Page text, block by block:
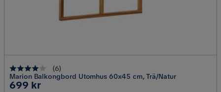
(6)
Marion Balkongbord Utomhus 60x45 cm, Trä/Natur
Pris
699 kr